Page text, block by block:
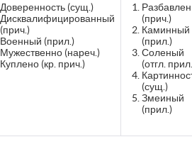
Доверенность (сущ.)
Дисквалифицированный
(прич.)
Военный (прил.)
Мужественно (нареч.)
Куплено (кр. прич.)
(прич.)
Каминный
(прил.)
Соленый
(отгл.
(сущ.)
Змеиный
(прил.)